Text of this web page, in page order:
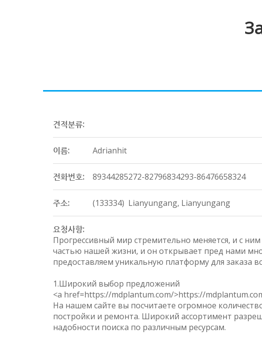
견적분류:
이름: Adrianhit
전화번호: 89344285272-82796834293-86476658324
주소: (133334) Lianyungang, Lianyungang
요청사항:
Прогрессивный мир стремительно меняется, и с
частью нашей жизни, и он открывает пред нами
предоставляем уникальную платформу для заказа
1.Широкий выбор предложений
<a href=https://mdplantum.com/>https://
На нашем сайте вы посчитаете огромное
постройки и ремонта. Широкий ассортимент
надобности поиска по различным ресурсам.